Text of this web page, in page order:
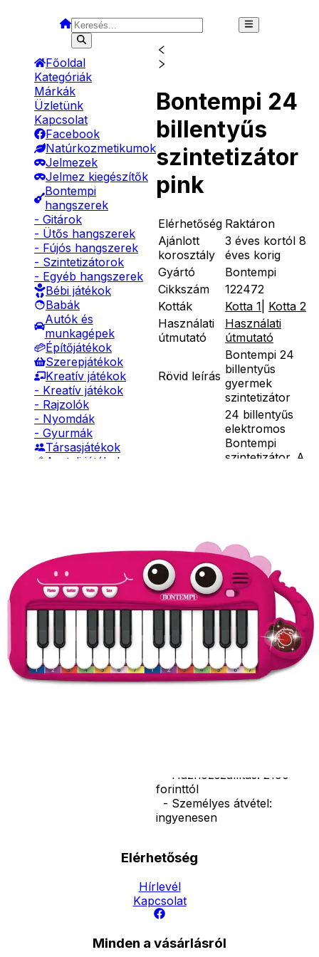
Főoldal
Kategóriák
Márkák
Üzletünk
Kapcsolat
Facebook
Natúrkozmetikumok
Jelmezek
Jelmez kiegészítők
Bontempi
hangszerek
- Gitárok
- Ütős hangszerek
- Fújós hangszerek
- Szintetizátorok
- Egyéb hangszerek
Bébi játékok
Babák
Autók és
munkagépek
Építőjátékok
Szerepjátékok
Kreatív játékok
- Kreatív játékok
- Rajzolók
- Nyomdák
- Gyurmák
Társasjátékok
Asztali játékok
- Egyéb nyári játékok
Lábbal hajtós
járművek
Téli játékok
Bontempi 24
billentyűs
szintetizátor
pink
Elérhetőség Raktáron
Ajánlott
korosztály
3 éves kortól 8
éves korig
Gyártó
Bontempi
Cikkszám
122472
Kották
Kotta 1 Kotta 2
Használati
útmutató
Használati
útmutató
Rövid leírás
Bontempi 24
billentyűs
gyermek
szintetizátor
leírás
24 billentyűs
elektromos
Bontempi
szintetizátor. A
rendelkezik.
Működéséhez
3db 1,5V AA
elem
szükséges, amit
a csomagolás
nem tartalmaz.
Csomagolás
mérete:
30*14*4 cm.
Ár
6490Ft
- Házhozszállítás: 2190
forinttól
- Személyes átvétel:
ingyenesen
Elérhetőség
Hírlevél
Kapcsolat
Minden a vásárlásról